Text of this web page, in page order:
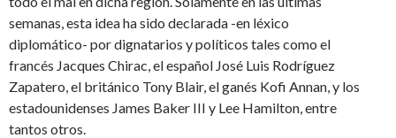
semanas, esta idea ha sido declarada -en léxico
diplomático- por dignatarios y políticos tales como el
francés Jacques Chirac, el español José Luis Rodríguez
Zapatero, el británico Tony Blair, el ganés Kofi Annan, y los
estadounidenses James Baker III y Lee Hamilton, entre
tantos otros.